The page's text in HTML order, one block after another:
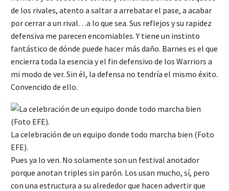
de los rivales, atento a saltar a arrebatar el pase, a acabar
por cerrar a un rival…a lo que sea. Sus reflejos y su rapidez
defensiva me parecen encomiables. Y tiene un instinto
fantástico de dónde puede hacer más daño. Barnes es el que
encierra toda la esencia y el fin defensivo de los Warriors a
mi modo de ver. Sin él, la defensa no tendría el mismo éxito.
Convencido de ello.
La celebración de un equipo donde todo marcha bien (Foto
EFE).
Pues ya lo ven. No solamente son un festival anotador
porque anotan triples sin parón. Los usan mucho, sí, pero
con una estructura a su alrededor que hacen advertir que